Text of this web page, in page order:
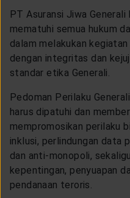
PT Asuransi Jiwa
mematuhi semua hukum
dalam melakukan
dengan integritas dan
standar etika Generali.
Pedoman Perilaku
harus dipatuhi dan
mempromosikan perilaku
inklusi, perlindungan data
dan anti-monopoli,
kepentingan, penyuapan
pendanaan teroris.
ARTIKEL DAN BERITA
ACARA
KEAGENAN